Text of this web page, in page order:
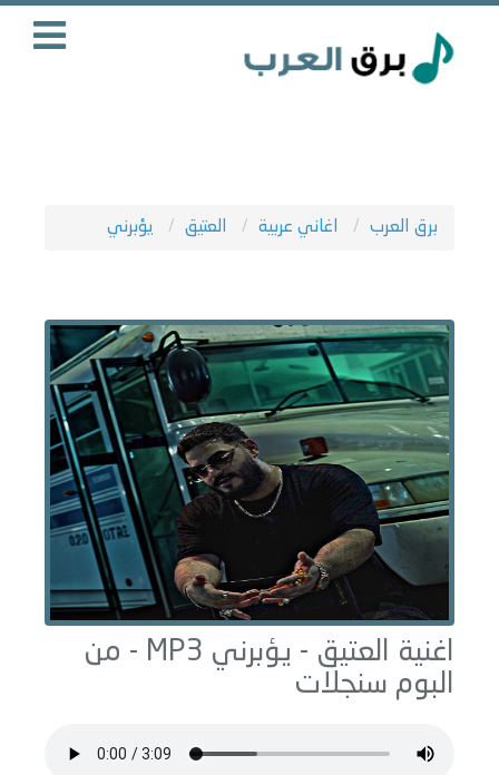
برق العرب اغاني عربية العتيق يؤبرني
اغنية العتيق - يؤبرني
MP3 - من
البوم سنجلات